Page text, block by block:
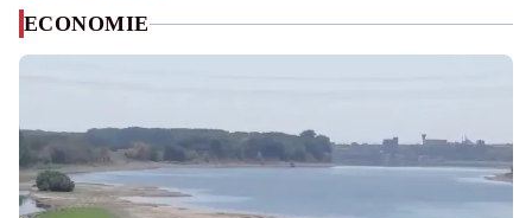
ECONOMIE